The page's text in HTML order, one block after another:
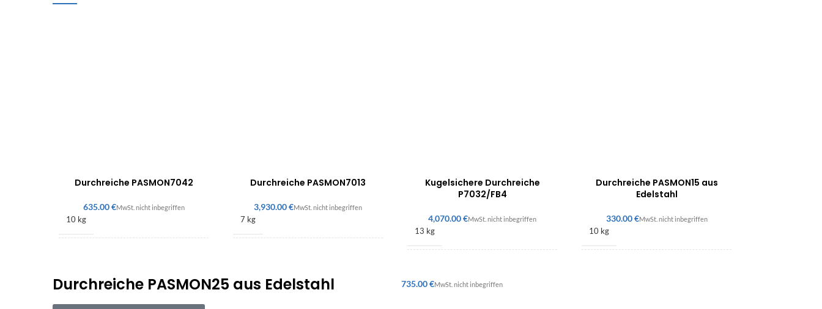
Durchreiche PASMON7042
€
10 kg
Durchreiche PASMON7013
€
7 kg
Kugelsichere Durchreiche
P7032/FB4
€
13 kg
Durchreiche PASMON15 aus
Edelstahl
€
10 kg
Durchreiche PASMON25 aus Edelstahl €